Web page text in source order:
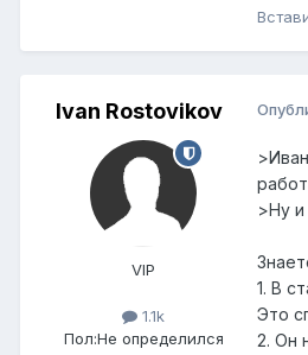
Ivan Rostovikov
VIP
1.1k
Пол:Не определился
>Ну
1. В
Это
2. Он